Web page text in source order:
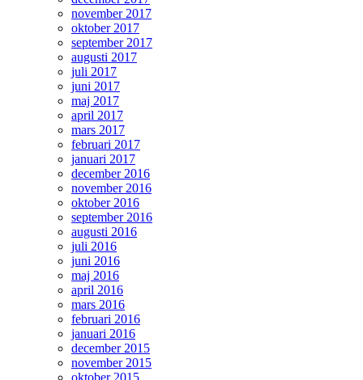
november 2017
oktober 2017
september 2017
augusti 2017
juli 2017
juni 2017
maj 2017
april 2017
mars 2017
februari 2017
januari 2017
december 2016
november 2016
oktober 2016
september 2016
augusti 2016
juli 2016
juni 2016
maj 2016
april 2016
mars 2016
februari 2016
januari 2016
december 2015
november 2015
oktober 2015